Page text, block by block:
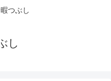
つぶし
し